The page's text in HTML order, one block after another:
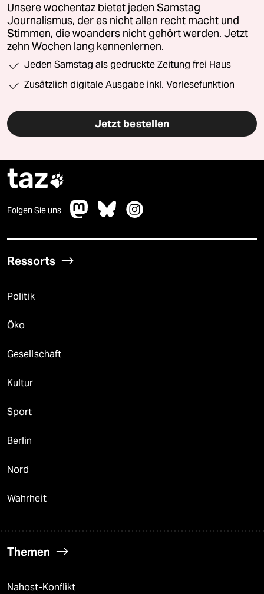
Unsere wochentaz bietet jeden Samstag
Journalismus, der es nicht allen recht macht und
Stimmen, die woanders nicht gehört werden. Jetzt
zehn Wochen lang kennenlernen.
Jeden Samstag als gedruckte Zeitung frei Haus
Zusätzlich digitale Ausgabe inkl. Vorlesefunktion
Jetzt bestellen
taz
Folgen Sie uns
Ressorts
Politik
Öko
Gesellschaft
Kultur
Sport
Berlin
Nord
Wahrheit
Themen
Nahost-Konflikt